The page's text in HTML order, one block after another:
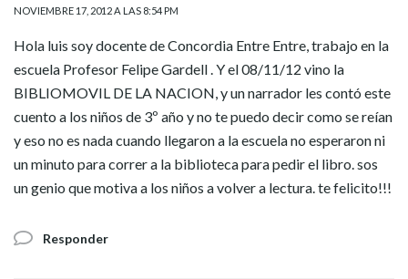
NOVIEMBRE 17, 2012 A LAS 8:54 PM
Hola luis soy docente de Concordia Entre Entre, trabajo en la
escuela Profesor Felipe Gardell . Y el 08/11/12 vino la
BIBLIOMOVIL DE LA NACION, y un narrador les contó este
cuento a los niños de 3º año y no te puedo decir como se reían
y eso no es nada cuando llegaron a la escuela no esperaron ni
un minuto para correr a la biblioteca para pedir el libro. sos
un genio que motiva a los niños a volver a lectura. te felicito!!!
Responder